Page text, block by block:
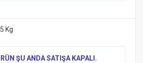
Kg
ŞU ANDA SATIŞA KAPALI.